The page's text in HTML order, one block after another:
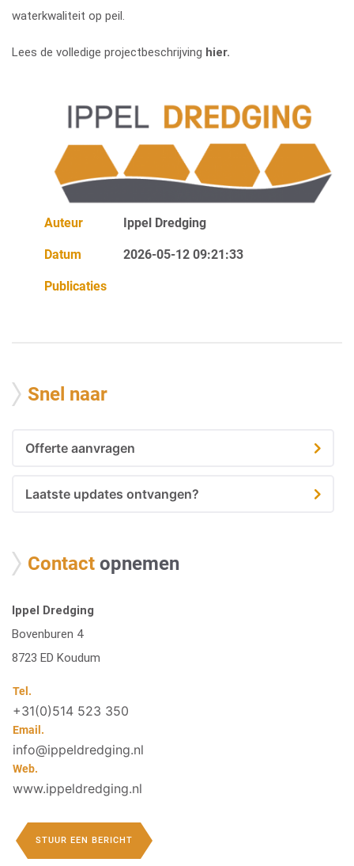
waterkwaliteit op peil.
Lees de volledige projectbeschrijving hier.
Auteur Ippel Dredging
Datum 2026-05-12 09:21:33
Publicaties
Snel naar
Offerte aanvragen
Laatste updates ontvangen?
Contact opnemen
Ippel Dredging
Bovenburen 4
8723 ED Koudum
Tel.
+31(0)514 523 350
Email.
info@ippeldredging.nl
Web.
www.ippeldredging.nl
STUUR EEN BERICHT